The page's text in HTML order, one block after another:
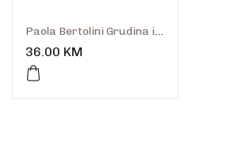
Paola Bertolini Grudina i Bethan James
36.00 KM